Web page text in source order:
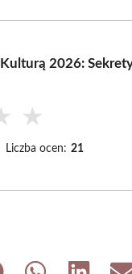
2026:
★
Liczba ocen: 21